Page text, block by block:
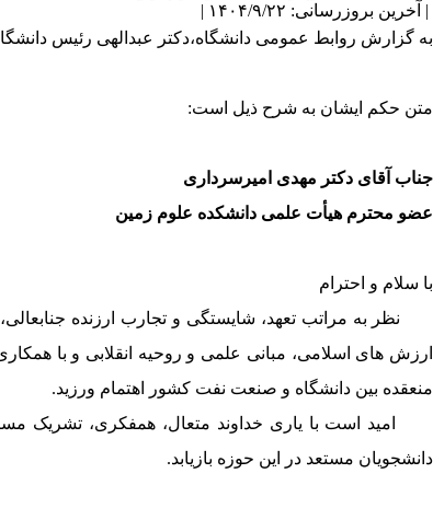
| آخرین بروزرسانی: ۱۴۰۴/۹/۲۲ |
به گزارش روابط عمومی دانشگاه،دکتر عبدالهی رئیس
متن حکم ایشان به شرح ذیل است:
جناب آقای دکتر مهدی امیرسرداری
عضو محترم هیأت علمی دانشکده علوم زمین
با سلام و احترام
نظر به مراتب تعهد، شایستگی و تجارب ارزنده
ارزش های اسلامی، مبانی علمی و روحیه انقلابی و با
منعقده بین دانشگاه و صنعت نفت کشور اهتمام ورزید.
امید است با یاری خداوند متعال، همفکری، تشریک
دانشجویان مستعد در این حوزه بازیابد.